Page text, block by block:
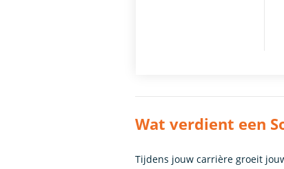
Wat verdient een
Tijdens jouw carrière groeit